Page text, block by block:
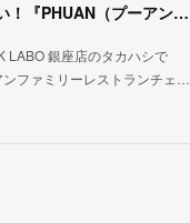
今の時期見逃せない！『PHUAN（プーアン）』
LABO 銀座店のタカハシで
ファミリーレストランチェ…